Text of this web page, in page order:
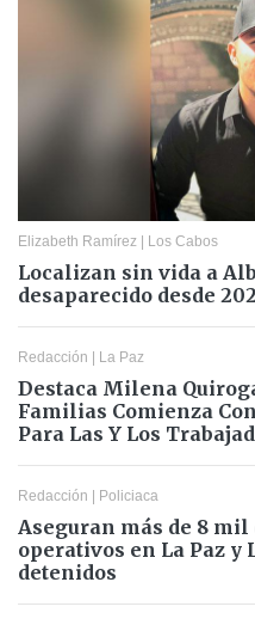
Elizabeth Ramírez Los Cabos
Localizan sin vida a
desaparecido desde
Redacción La Paz
Destaca Milena
Familias Comienza
Para Las Y Los
Redacción Policiaca
Aseguran más de 8
operativos en La Paz y
detenidos